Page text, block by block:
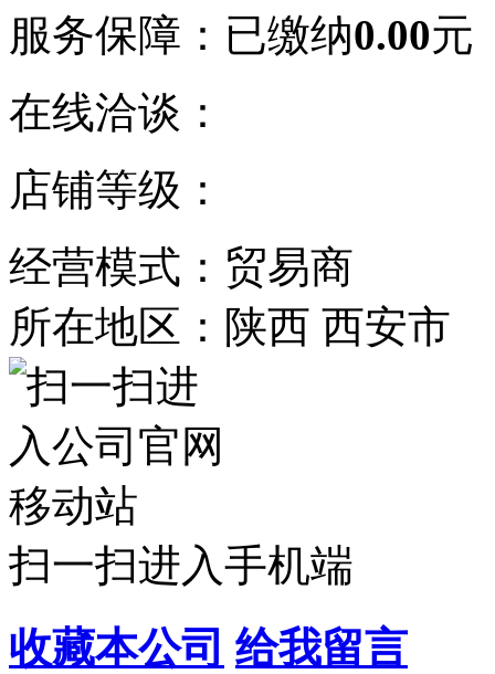
服务保障： 已缴纳0.00元
在线洽谈：
店铺等级：
经营模式：贸易商
所在地区：陕西 西安市
扫一扫进入手机端
收藏本公司 给我留言